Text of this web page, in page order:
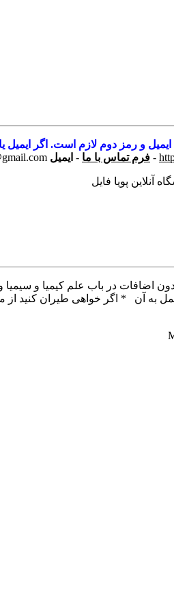
ایمیل و رمز دوم لازم است. اگر ایمیل
- فرم تماس با ما - ایمیل
آنلاین پویا فایل
اضافات در باب علم کیمیا و
طیران کنید از مکانی به مکان...